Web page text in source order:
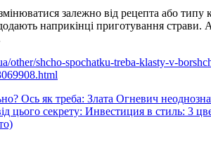
залежно від рецепта або
наприкінці приготування страви.
other/shcho-spochatku-treba-klasty-v-
Ось як треба: Злата Огневич
цього секрету: Инвестиция в стиль: 3